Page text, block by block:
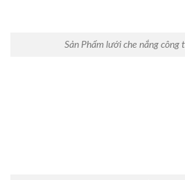
Sản Phẩm lưới che nắng